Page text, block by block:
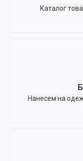
Каталог
Нанесем на